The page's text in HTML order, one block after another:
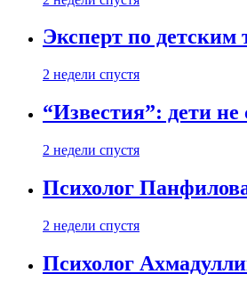
Эксперт по детским
2 недели спустя
“Известия”: дети
2 недели спустя
Психолог
2 недели спустя
Психолог